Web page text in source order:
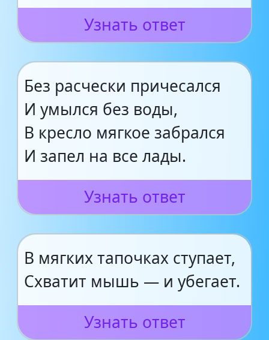
Узнать ответ
Без расчески причесался
И умылся без воды,
В кресло мягкое забрался
И запел на все лады.
Узнать ответ
В мягких тапочках ступает,
Схватит мышь — и убегает.
Узнать ответ